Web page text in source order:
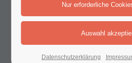
18
AUGDatenschutzerklärung